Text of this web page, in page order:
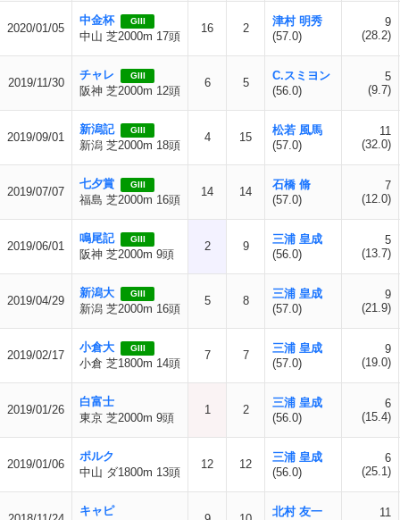
2020/01/05
中金杯 GIII
中山 芝2000m 17頭
16 2
津村 明秀
(57.0)
9
(28.2)
2019/11/30
チャレ GIII
阪神 芝2000m 12頭
6 5
C.スミヨン
(56.0)
5
(9.7)
2019/09/01
新潟記 GIII
新潟 芝2000m 18頭
4 15
松若 風馬
(57.0)
11
(32.0)
2019/07/07
七夕賞 GIII
福島 芝2000m 16頭
14 14
石橋 脩
(57.0)
7
(12.0)
2019/06/01
鳴尾記 GIII
阪神 芝2000m 9頭
2 9
三浦 皇成
(56.0)
5
(13.7)
2019/04/29
新潟大 GIII
新潟 芝2000m 16頭
5 8
三浦 皇成
(57.0)
9
(21.9)
2019/02/17
小倉大 GIII
小倉 芝1800m 14頭
7 7
三浦 皇成
(57.0)
9
(19.0)
2019/01/26
白富士
東京 芝2000m 9頭
1 2
三浦 皇成
(56.0)
6
(15.4)
2019/01/06
ポルク
中山 ダ1800m 13頭
12 12
三浦 皇成
(56.0)
6
(25.1)
キャピ 北村 友一
11